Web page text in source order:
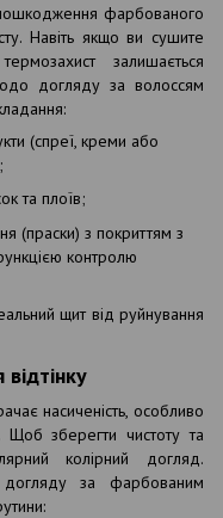
фарбованого
Навіть якщо ви сушите
залишається
догляду за волоссям
(спреї, креми або
та плоїв;
(праски) з покриттям з
контролю
щит від руйнування
насиченість, особливо
зберегти чистоту та
колірний догляд.
за фарбованим